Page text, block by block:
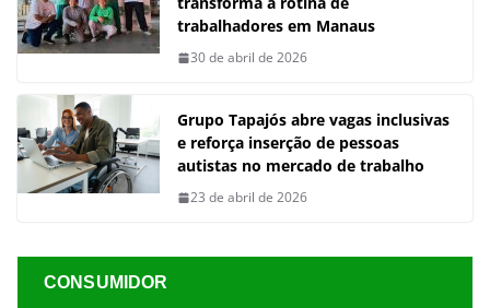
trabalhadores em Manaus
30 de abril de 2026
Grupo Tapajós abre vagas inclusivas
e reforça inserção de pessoas
autistas no mercado de trabalho
23 de abril de 2026
CONSUMIDOR